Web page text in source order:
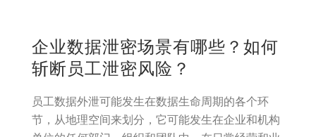
企业数据泄密场景有哪些？如何
斩断员工泄密风险？
员工数据外泄可能发生在数据生命周期的各个环
节，从地理空间来划分，它可能发生在企业和机构